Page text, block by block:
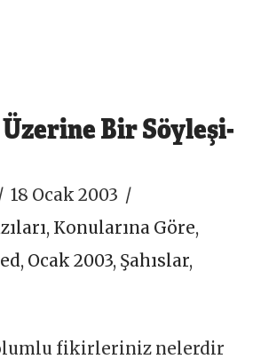
Bir Söyleşi-
18 Ocak 2003
, Konularına Göre,
, Ocak 2003, Şahıslar,
fikirleriniz nelerdir